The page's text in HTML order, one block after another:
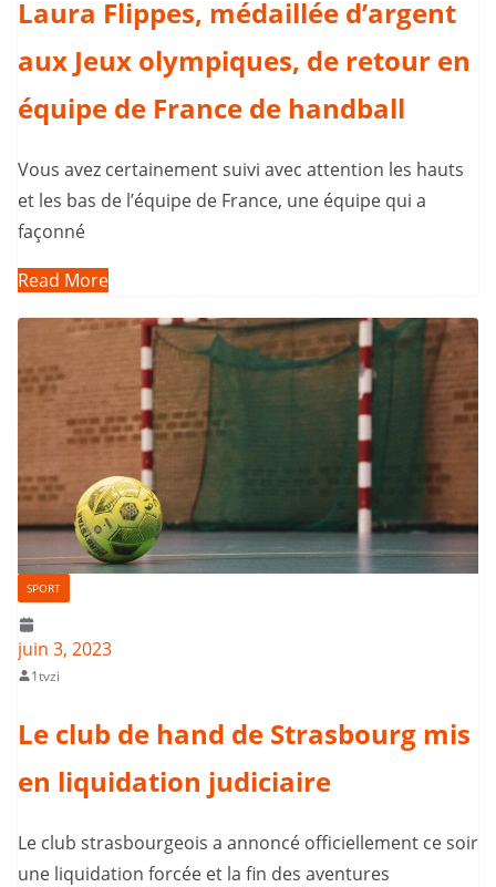
Laura Flippes, médaillée d’argent
aux Jeux olympiques, de retour en
équipe de France de handball
Vous avez certainement suivi avec attention les hauts
et les bas de l’équipe de France, une équipe qui a
façonné
Read More
SPORT
juin 3, 2023
1tvzi
Le club de hand de Strasbourg mis
en liquidation judiciaire
Le club strasbourgeois a annoncé officiellement ce soir
une liquidation forcée et la fin des aventures